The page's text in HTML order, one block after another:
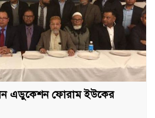
এডুকেশন ফোরাম ইউকের